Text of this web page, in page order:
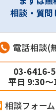
相談・質問
電話相談(
03-6416-
平日 9:30
相談フォー